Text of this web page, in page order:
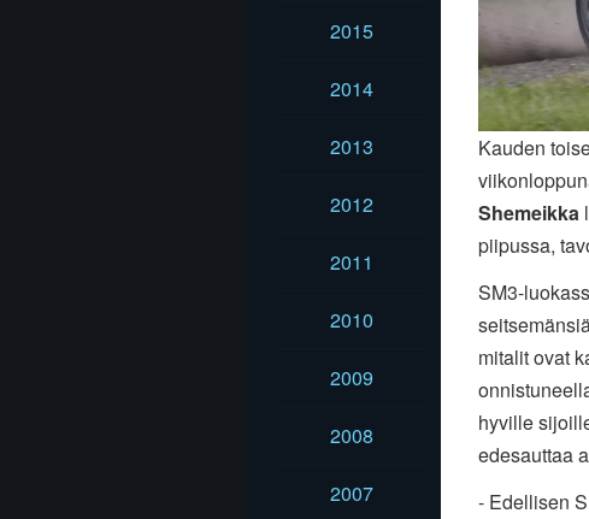
2015
2014
2013
2012
2011
2010
2009
2008
2007
Kauden
Shemeikka
piipussa,
SM3-
mitalit ovat
hyville
edesauttaa
- Edellisen